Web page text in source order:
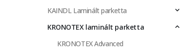
KAINDL Laminált parketta
KRONOTEX laminált parketta
KRONOTEX Advanced